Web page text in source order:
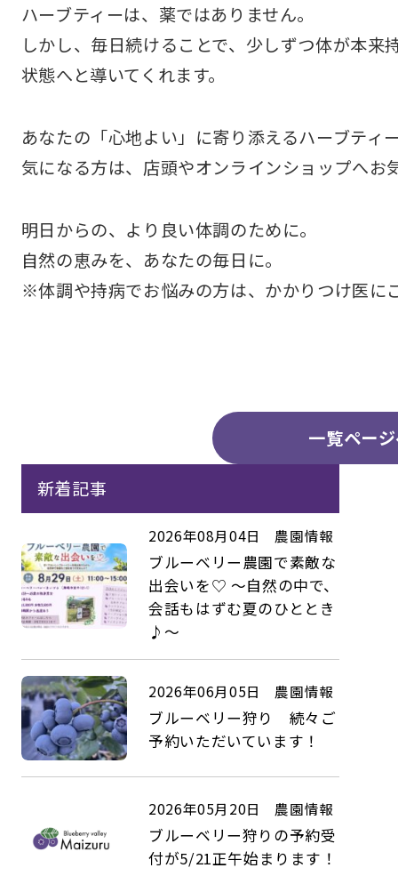
ハーブティーは、薬ではありません。
しかし、毎日続けることで、少しずつ体が本
状態へと導いてくれます。
あなたの「心地よい」に寄り添えるハーブティ
気になる方は、店頭やオンラインショップへお
明日からの、より良い体調のために。
自然の恵みを、あなたの毎日に。
※体調や持病でお悩みの方は、かかりつけ医に
一覧ペー
新着記事
2026年08月04日 農園情報
ブルーベリー農園で素敵な
出会いを♡ ～自然の中で、
会話もはずむ夏のひととき
♪～
2026年06月05日 農園情報
ブルーベリー狩り 続々ご
予約いただいています！
2026年05月20日 農園情報
ブルーベリー狩りの予約受
付が5/21正午始まります！